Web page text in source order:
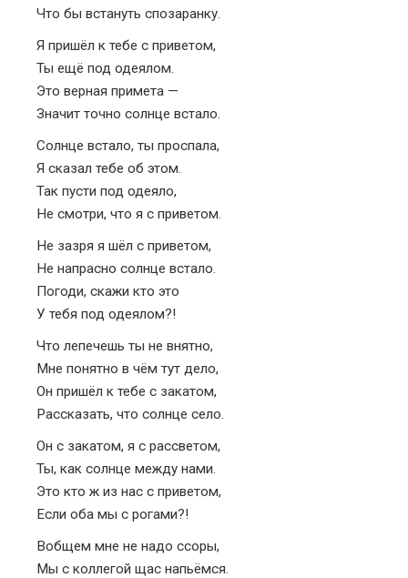
Что бы встануть спозаранку.
Я пришёл к тебе с приветом,
Ты ещё под одеялом.
Это верная примета —
Значит точно солнце встало.
Солнце встало, ты проспала,
Я сказал тебе об этом.
Так пусти под одеяло,
Не смотри, что я с приветом.
Не зазря я шёл с приветом,
Не напрасно солнце встало.
Погоди, скажи кто это
У тебя под одеялом?!
Что лепечешь ты не внятно,
Мне понятно в чём тут дело,
Он пришёл к тебе с закатом,
Рассказать, что солнце село.
Он с закатом, я с рассветом,
Ты, как солнце между нами.
Это кто ж из нас с приветом,
Если оба мы с рогами?!
Вобщем мне не надо ссоры,
Мы с коллегой щас напьёмся.